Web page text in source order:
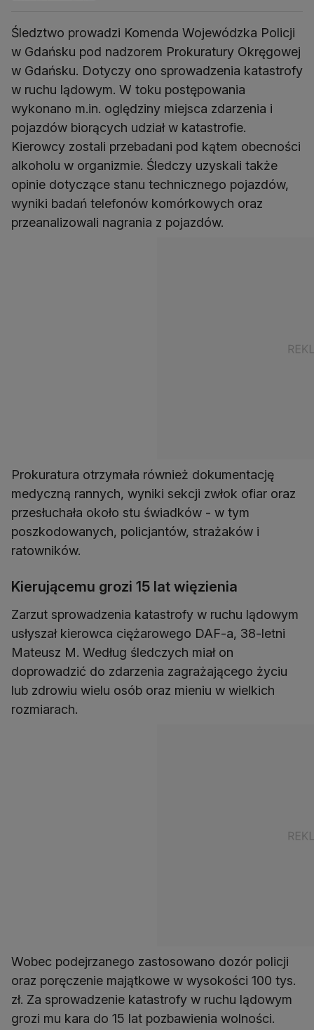
Śledztwo prowadzi Komenda Wojewódzka Policji
w Gdańsku pod nadzorem Prokuratury Okręgowej
w Gdańsku. Dotyczy ono sprowadzenia katastrofy
w ruchu lądowym. W toku postępowania
wykonano m.in. oględziny miejsca zdarzenia i
pojazdów biorących udział w katastrofie.
Kierowcy zostali przebadani pod kątem obecności
alkoholu w organizmie. Śledczy uzyskali także
opinie dotyczące stanu technicznego pojazdów,
wyniki badań telefonów komórkowych oraz
przeanalizowali nagrania z pojazdów.
Prokuratura otrzymała również dokumentację
medyczną rannych, wyniki sekcji zwłok ofiar oraz
przesłuchała około stu świadków - w tym
poszkodowanych, policjantów, strażaków i
ratowników.
Kierującemu grozi 15 lat więzienia
Zarzut sprowadzenia katastrofy w ruchu lądowym
usłyszał kierowca ciężarowego DAF-a, 38-letni
Mateusz M. Według śledczych miał on
doprowadzić do zdarzenia zagrażającego życiu
lub zdrowiu wielu osób oraz mieniu w wielkich
rozmiarach.
Wobec podejrzanego zastosowano dozór policji
oraz poręczenie majątkowe w wysokości 100 tys.
zł. Za sprowadzenie katastrofy w ruchu lądowym
grozi mu kara do 15 lat pozbawienia wolności.